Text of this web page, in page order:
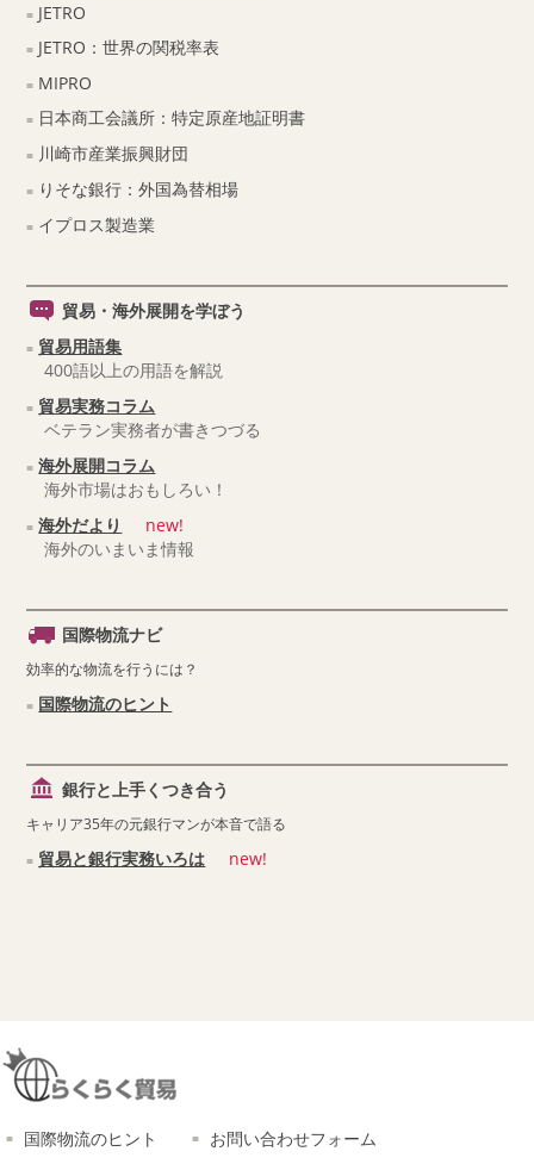
JETRO
JETRO：世界の関税率表
MIPRO
日本商工会議所：特定原産地証明書
川崎市産業振興財団
りそな銀行：外国為替相場
イプロス製造業
貿易・海外展開を学ぼう
貿易用語集
400語以上の用語を解説
貿易実務コラム
ベテラン実務者が書きつづる
海外展開コラム
海外市場はおもしろい！
海外だより
new!
海外のいまいま情報
国際物流ナビ
効率的な物流を行うには？
国際物流のヒント
銀行と上手くつき合う
キャリア35年の元銀行マンが本音で語る
貿易と銀行実務いろは new!
国際物流のヒント
お問い合わせフォーム